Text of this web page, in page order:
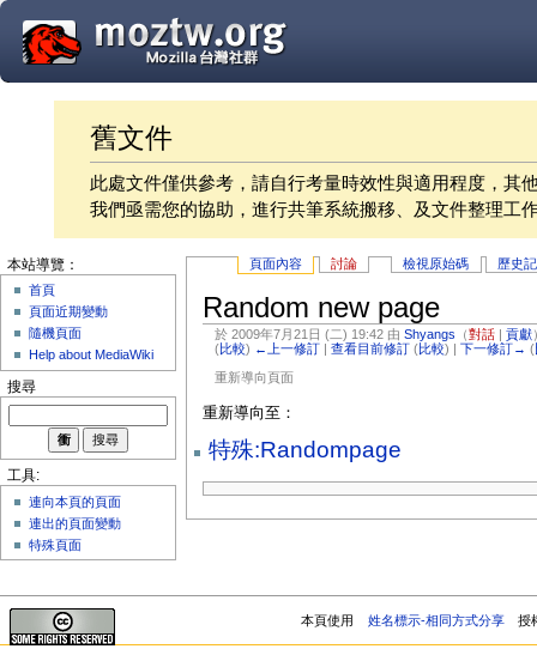
舊文件
此處文件僅供參考，請自行考量時效性與適用程度，其
我們亟需您的協助，進行共筆系統搬移、及文件整理工
頁面內容 討論 檢視原始碼 歷史
Random new page
於 2009年7月21日 (二) 19:42 由Shyangs （對話 |貢獻
(比較) ←上一修訂 |查看目前修訂 (比較) |下一修訂→ (
重新導向頁面
重新導向至：
特殊:Randompage
本站導覽：
首頁
頁面近期變動
隨機頁面
Help about MediaWiki
搜尋
工具:
連向本頁的頁面
連出的頁面變動
特殊頁面
本頁使用 姓名標示-相同方式分享 授